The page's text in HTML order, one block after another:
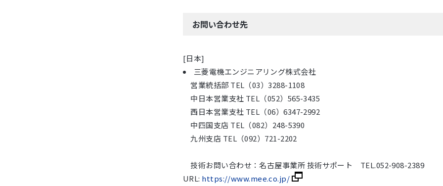
お問い合わせ先
[日本]
三菱電機エンジニアリング株式会社
営業統括部 TEL（03）3288-1108
中日本営業支社 TEL（052）565-3435
西日本営業支社 TEL（06）6347-2992
中四国支店 TEL（082）248-5390
九州支店 TEL（092）721-2202
技術お問い合わせ：名古屋事業所 技術サポート TEL.052-908-2389
URL: https://www.mee.co.jp/